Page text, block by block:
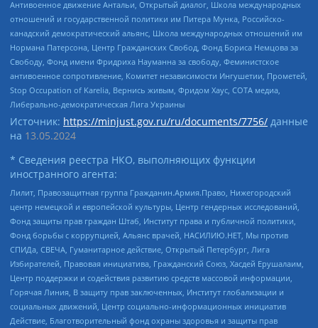
Антивоенное движение Антальи, Открытый диалог, Школа международных
отношений и государственной политики им Питера Мунка, Российско-
канадский демократический альянс, Школа международных отношений им
Нормана Патерсона, Центр Гражданских Свобод, Фонд Бориса Немцова за
Свободу, Фонд имени Фридриха Науманна за свободу, Феминистское
антивоенное сопротивление, Комитет независимости Ингушетии, Прометей,
Stop Occupation of Karelia, Вернись живым, Фридом Хаус, СОТА медиа,
Либерально-демократическая Лига Украины
Источник: https://minjust.gov.ru/ru/documents/7756/ данные
на 13.05.2024
* Сведения реестра НКО, выполняющих функции
иностранного агента:
Лилит, Правозащитная группа Гражданин.Армия.Право, Нижегородский
центр немецкой и европейской культуры, Центр гендерных исследований,
Фонд защиты прав граждан Штаб, Институт права и публичной политики,
Фонд борьбы с коррупцией, Альянс врачей, НАСИЛИЮ.НЕТ, Мы против
СПИДа, СВЕЧА, Гуманитарное действие, Открытый Петербург, Лига
Избирателей, Правовая инициатива, Гражданский Союз, Хасдей Ерушалаим,
Центр поддержки и содействия развитию средств массовой информации,
Горячая Линия, В защиту прав заключенных, Институт глобализации и
социальных движений, Центр социально-информационных инициатив
Действие, Благотворительный фонд охраны здоровья и защиты прав